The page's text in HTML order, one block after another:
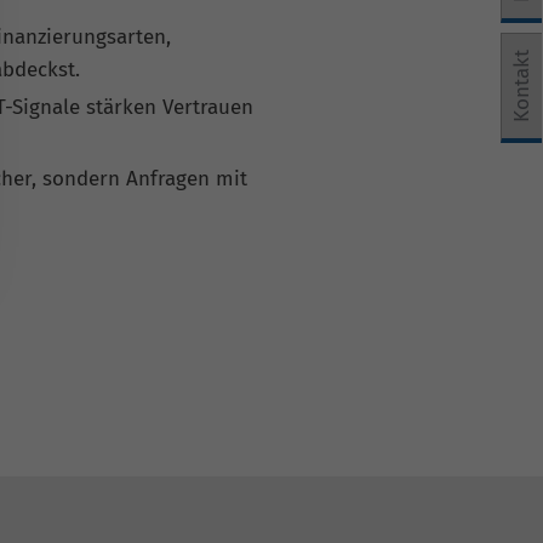
Signale stärken Vertrauen
sondern Anfragen mit
Kontakt
erteilt werden kann. Die erste Service-